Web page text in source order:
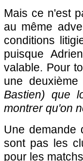
Mais ce n'est
au même
conditions
puisque
valable. Pour
une
Bastien) que
montrer qu'on
Une demande
sont pas les
pour les